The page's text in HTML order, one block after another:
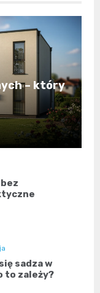
– który
sadza w
to zależy?